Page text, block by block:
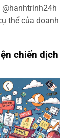
thể của doanh
chiến dịch